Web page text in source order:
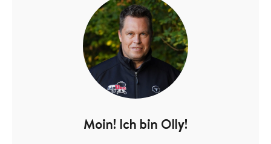
Moin! Ich bin Olly!